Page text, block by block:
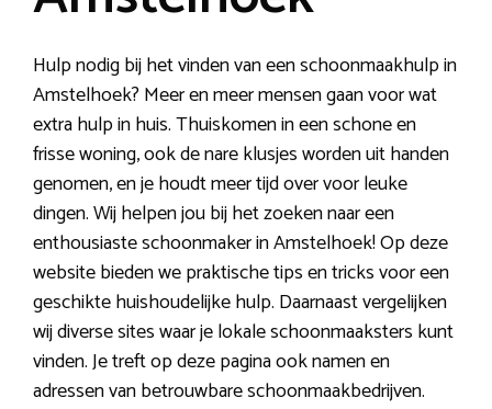
Hulp nodig bij het vinden van een schoonmaakhulp in
Amstelhoek? Meer en meer mensen gaan voor wat
extra hulp in huis. Thuiskomen in een schone en
frisse woning, ook de nare klusjes worden uit handen
genomen, en je houdt meer tijd over voor leuke
dingen. Wij helpen jou bij het zoeken naar een
enthousiaste schoonmaker in Amstelhoek! Op deze
website bieden we praktische tips en tricks voor een
geschikte huishoudelijke hulp. Daarnaast vergelijken
wij diverse sites waar je lokale schoonmaaksters kunt
vinden. Je treft op deze pagina ook namen en
adressen van betrouwbare schoonmaakbedrijven.